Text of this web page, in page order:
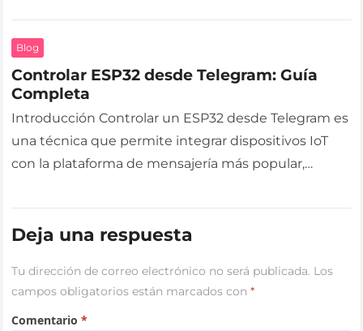
Blog
Controlar ESP32 desde Telegram: Guía
Completa
Introducción Controlar un ESP32 desde Telegram es
una técnica que permite integrar dispositivos IoT
con la plataforma de mensajería más popular,
Deja una respuesta
Tu dirección de correo electrónico no será publicada. Los
campos obligatorios están marcados con*
Comentario*